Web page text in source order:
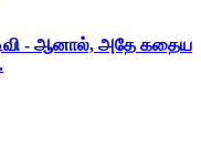
- ஆனால், அதே கதைய